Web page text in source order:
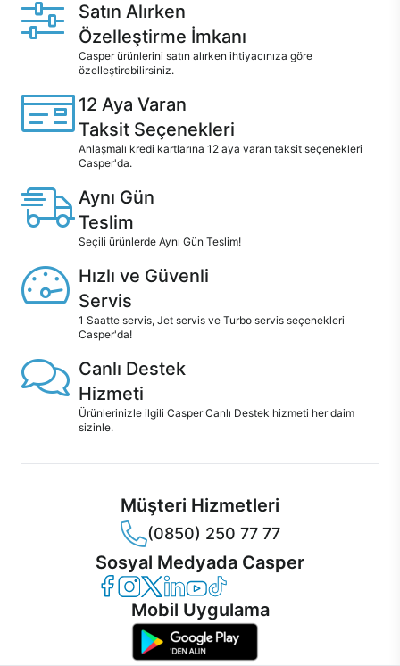
Satın Alırken
Özelleştirme İmkanı
Casper ürünlerini satın alırken ihtiyacınıza göre
özelleştirebilirsiniz.
12 Aya Varan
Taksit Seçenekleri
Anlaşmalı kredi kartlarına 12 aya varan taksit seçenekleri
Casper'da.
Aynı Gün
Teslim
Seçili ürünlerde Aynı Gün Teslim!
Hızlı ve Güvenli
Servis
1 Saatte servis, Jet servis ve Turbo servis seçenekleri
Casper'da!
Canlı Destek
Hizmeti
Ürünlerinizle ilgili Casper Canlı Destek hizmeti her daim
sizinle.
Müşteri Hizmetleri
(0850) 250 77 77
Sosyal Medyada Casper
Casper Facebook
Casper Instagram
Casper Twitter
Casper LinkedIn
Casper YouTube
Casper TikTok
Mobil Uygulama